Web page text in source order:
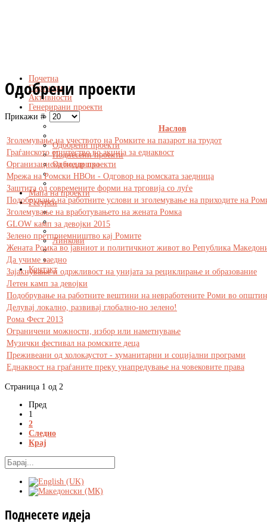
Почетна
Партнери
Активности
Генерирани проекти
Одобрени проекти
Поднесени проекти
Одбиени проекти
Мапа на проекти
Ресурси
Линкови
Контакт
Одобрени проекти
Прикажи #
Наслов
Зголемување на учеството на Ромките на пазарот на трудот
Граѓанското општество во акција за еднаквост
Организациска поддршка
Мрежа на Ромски НВОи - Одговор на ромската заедница
Заштита од современите форми на трговија со луѓе
Подобрување на работните услови и зголемување на приходите на
Зголемување на вработувањето на жената Ромка
GLOW камп за девојки 2015
Зелено претприемништво кај Ромите
Жената Ромка во јавниот и политичкиот живот во Република
Да учиме заедно
Зајакнување и одржливост на унијата за рециклирање и образование
Летен камп за девојки
Подобрување на работните вештини на невработените Роми во
Делувај локално, развивај глобално-но зелено!
Рома Фест 2013
Ограничени можности, избор или наметнување
Музички фестивал на ромските деца
Преживеани од холокаустот - хуманитарни и социjални програми
Еднаквост на граѓаните преку унапредување на човековите права
Страница 1 од 2
Пред
1
2
Следно
Крај
Поднесете идеја